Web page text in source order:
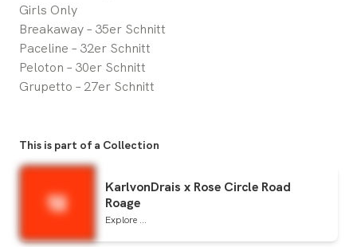
Girls Only
Breakaway – 35er Schnitt
Paceline – 32er Schnitt
Peloton – 30er Schnitt
Grupetto – 27er Schnitt
This is part of a Collection
KarlvonDrais x Rose Circle Road
Roage
Explore ...